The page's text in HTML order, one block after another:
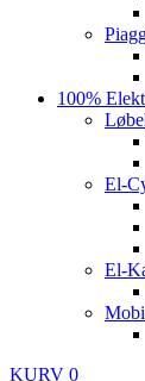
100%
El-
El-
KURV 0